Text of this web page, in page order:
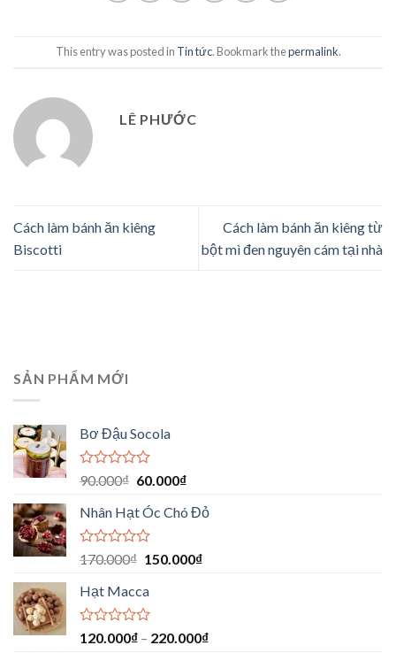
This entry was posted in Tin tức. Bookmark thepermalink.
LÊ PHƯỚC
Cách làm bánh ăn kiêng
Biscotti
Cách làm bánh ăn kiêng từ
bột mì đen nguyên cám tại nhà
SẢN PHẨM MỚI
Bơ Đậu Socola
Được
hạng
0
5
90.000₫ 60.000₫
Nhân Hạt Óc Chó Đỏ
Được
hạng
0
5
170.000₫ 150.000₫
Hạt Macca
Được
120.000₫ – 220.000₫